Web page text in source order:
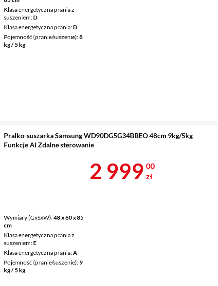
Klasa energetyczna prania z
suszeniem D
Klasa energetyczna prania D
Pojemność (pranie/suszenie) 8
kg / 5 kg
Pralko-suszarka Samsung WD90DG5G34BBEO 48cm 9kg/5kg
Funkcje AI Zdalne sterowanie
Wymiary (GxSxW) 48 x 60 x 85
cm
Klasa energetyczna prania z
suszeniem E
Klasa energetyczna prania A
Pojemność (pranie/suszenie) 9
kg / 5 kg
Cena 2 999 zł
2 999 00
zł